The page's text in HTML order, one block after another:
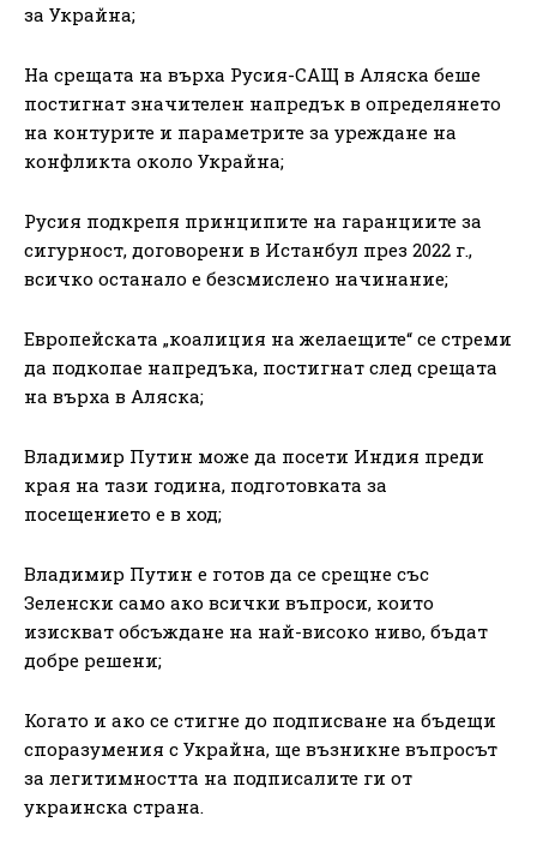
за Украйна;
На срещата на върха Русия-САЩ в Аляска беше
постигнат значителен напредък в определянето
на контурите и параметрите за уреждане на
конфликта около Украйна;
Русия подкрепя принципите на гаранциите за
сигурност, договорени в Истанбул през 2022 г.,
всичко останало е безсмислено начинание;
Европейската „коалиция на желаещите“ се стреми
да подкопае напредъка, постигнат след срещата
на върха в Аляска;
Владимир Путин може да посети Индия преди
края на тази година, подготовката за
посещението е в ход;
Владимир Путин е готов да се срещне със
Зеленски само ако всички въпроси, които
изискват обсъждане на най-високо ниво, бъдат
добре решени;
Когато и ако се стигне до подписване на бъдещи
споразумения с Украйна, ще възникне въпросът
за легитимността на подписалите ги от
украинска страна.